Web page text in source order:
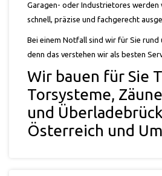
Garagen- oder Industrietores werden
schnell, präzise und fachgerecht
Bei einem Notfall sind wir für Sie rund
denn das verstehen wir als besten
Wir bauen für Sie
Torsysteme, Zäune
und
Österreich und